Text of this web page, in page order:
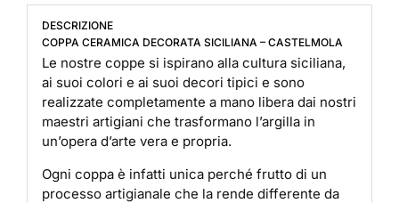
DESCRIZIONE
COPPA CERAMICA DECORATA SICILIANA – CASTELMOLA
Le nostre coppe si ispirano alla cultura siciliana,
ai suoi colori e ai suoi decori tipici e sono
realizzate completamente a mano libera dai nostri
maestri artigiani che trasformano l’argilla in
un’opera d’arte vera e propria.
Ogni coppa è infatti unica perché frutto di un
processo artigianale che la rende differente da